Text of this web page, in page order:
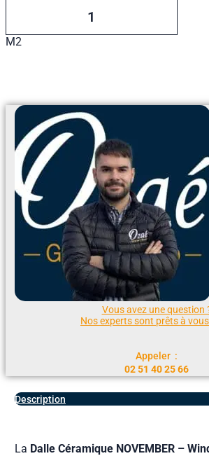
M2
Vous avez une question
Nos experts sont prêts à
Appeler :
02 51 40 25 66
Description
La Dalle Céramique NOVEMBER –